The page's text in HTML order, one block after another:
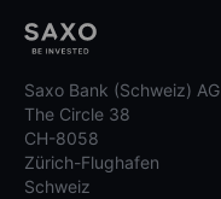
Saxo Bank (Schweiz) AG
The Circle 38
CH-8058
Zürich-Flughafen
Schweiz